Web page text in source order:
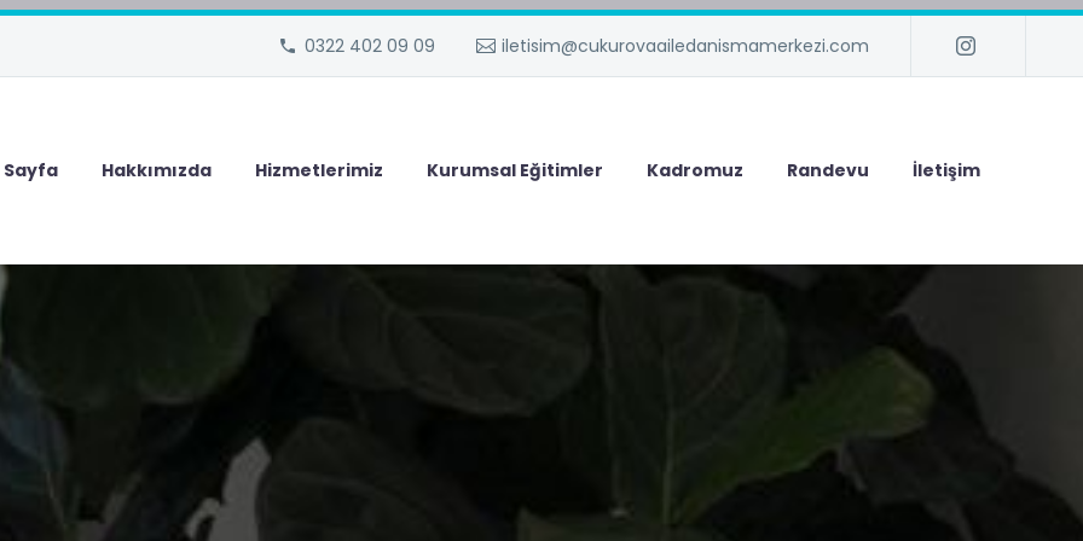
0322 402 09 09 iletisim@cukurovaailedanismamerkezi.com
Sayfa Hakkımızda Hizmetlerimiz Kurumsal Eğitimler Kadromuz Randevu İletişim